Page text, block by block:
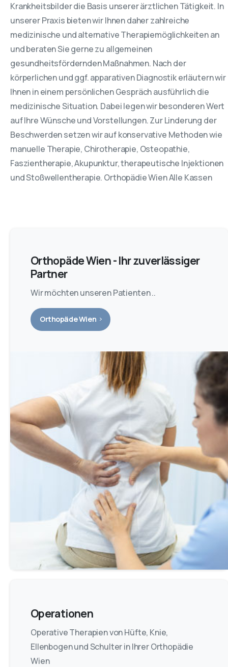
Krankheitsbilder die Basis unserer ärztlichen Tätigkeit. In
unserer Praxis bieten wir Ihnen daher zahlreiche
medizinische und alternative Therapiemöglichkeiten an
und beraten Sie gerne zu allgemeinen
gesundheitsfördernden Maßnahmen. Nach der
körperlichen und ggf. apparativen Diagnostik erläutern wir
Ihnen in einem persönlichen Gespräch ausführlich die
medizinische Situation. Dabei legen wir besonderen Wert
auf Ihre Wünsche und Vorstellungen. Zur Linderung der
Beschwerden setzen wir auf konservative Methoden wie
manuelle Therapie, Chirotherapie, Osteopathie,
Faszientherapie, Akupunktur, therapeutische Injektionen
und Stoßwellentherapie. Orthopädie Wien Alle Kassen
Orthopäde Wien - Ihr zuverlässiger
Partner
Wir möchten unseren Patienten ..
Orthopäde Wien
Operationen
Operative Therapien von Hüfte, Knie,
Ellenbogen und Schulter in Ihrer Orthopädie
Wien